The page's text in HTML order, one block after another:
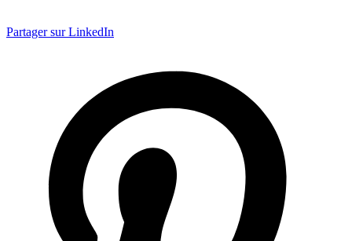
Partager sur LinkedIn